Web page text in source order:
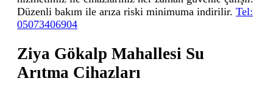
Düzenli bakım ile arıza riski minimuma indirilir. Tel:
05073406904
Ziya Gökalp Mahallesi Su
Arıtma Cihazları